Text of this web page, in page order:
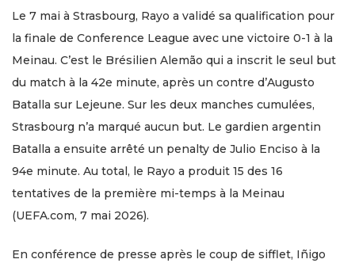
Le 7 mai à Strasbourg, Rayo a validé sa qualification pour
la finale de Conference League avec une victoire 0-1 à la
Meinau. C’est le Brésilien Alemão qui a inscrit le seul but
du match à la 42e minute, après un contre d’Augusto
Batalla sur Lejeune. Sur les deux manches cumulées,
Strasbourg n’a marqué aucun but. Le gardien argentin
Batalla a ensuite arrêté un penalty de Julio Enciso à la
94e minute. Au total, le Rayo a produit 15 des 16
tentatives de la première mi-temps à la Meinau
(UEFA.com, 7 mai 2026).
En conférence de presse après le coup de sifflet, Iñigo